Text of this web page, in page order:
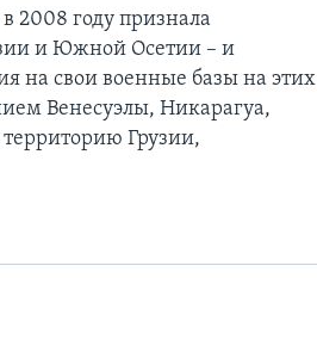
2008 году признала
и Южной Осетии – и
на свои военные базы на этих
Венесуэлы, Никарагуа,
Грузии,